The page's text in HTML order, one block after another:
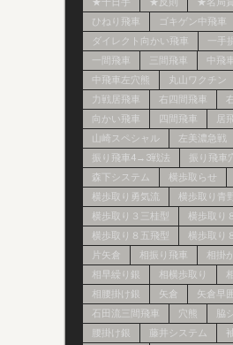
ひねり飛車
ゴキゲン中飛車
ダイレクト向かい飛車
一手
一間飛車
三間飛車
中飛
中飛車左穴熊
丸山ワクチン
力戦居飛車
右四間飛車
向かい飛車
四間飛車
居
山崎スペシャル
左美濃急戦
振り飛車4→3戦法
振り飛車
森下システム
横歩取らせ
横歩取り勇気流
横歩取り青
横歩取り３三桂型
横歩取り
横歩取り８五飛型
横歩取り
片矢倉
相振り飛車
相掛
相早繰り銀
相横歩取り
相腰掛け銀
矢倉
矢倉早
石田流三間飛車
穴熊
脇
腰掛け銀
藤井システム